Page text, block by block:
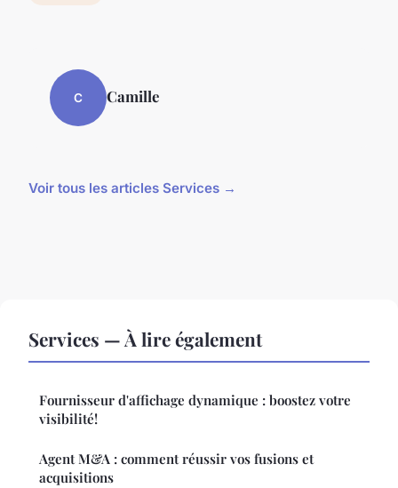
C Camille
Voir tous les articles Services →
Services — À lire également
Fournisseur d'affichage dynamique : boostez votre
visibilité!
Agent M&A : comment réussir vos fusions et
acquisitions